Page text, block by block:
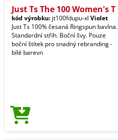
Just Ts The 100 Women's T
kód výrobku: jt100fdupu-xl Violet
Just Ts 100% česaná Ringspun bavlna.
Standardní střih. Boční švy. Pouze
boční štítek pro snadný rebranding -
bílé barevn